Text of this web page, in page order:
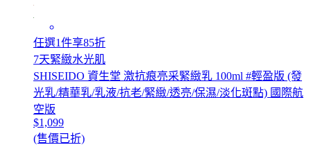
任選1件享85折
7天緊緻水光肌
SHISEIDO 資生堂 激抗痕亮采緊緻乳 100ml #輕盈版 (發
光乳/精華乳/乳液/抗老/緊緻/透亮/保濕/淡化斑點) 國際航
空版
$1,099
(售價已折)